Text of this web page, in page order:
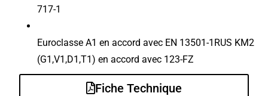
717-1
Euroclasse A1 en accord avec EN 13501-1RUS KM2
(G1,V1,D1,T1) en accord avec 123-FZ
Fiche Technique